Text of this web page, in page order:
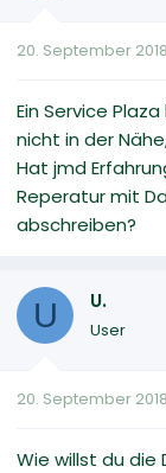
20. September 2018
Ein Service
nicht in der
Hat jmd
Reperatur mit
abschreiben?
U U.
User
20. September 2018
Wie willst du die